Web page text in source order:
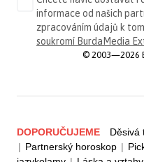
informace od našich
zpracováním údajů k
soukromí BurdaMedia
© 2003—2026
DOPORUČUJEME Děsivá
| Partnerský horoskop |